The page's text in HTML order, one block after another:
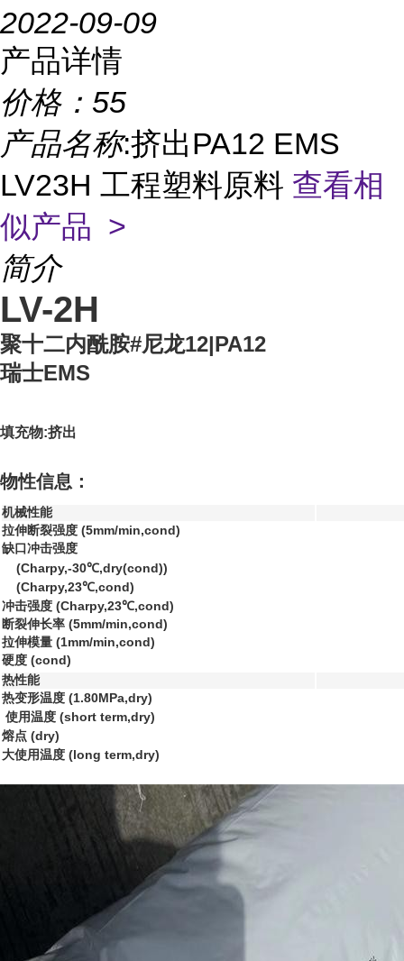
2022-09-09
产品详情
价格： 55
产品名称:挤出PA12 EMS
LV23H 工程塑料原料 查看相
似产品 >
简介
LV-2H
聚十二内酰胺#尼龙12|PA12
瑞士EMS
填充物:挤出
物性信息：
机械性能
拉伸断裂强度 (5mm/min,cond)
缺口冲击强度
(Charpy,-30℃,dry(cond))
(Charpy,23℃,cond)
冲击强度 (Charpy,23℃,cond)
断裂伸长率 (5mm/min,cond)
拉伸模量 (1mm/min,cond)
硬度 (cond)
热性能
热变形温度 (1.80MPa,dry)
使用温度 (short term,dry)
熔点 (dry)
大使用温度 (long term,dry)